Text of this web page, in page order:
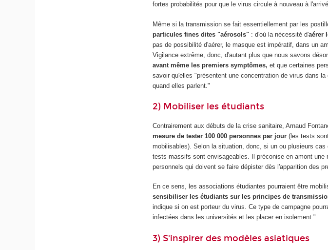
fortes probabilités pour que le virus circule à nouveau à
Même si la transmission se fait essentiellement par les
particules fines dites "aérosols" : d'où la nécessité d'aérer
pas de possibilité d'aérer, le masque est impératif, dans un
Vigilance extrême, donc, d'autant plus que nous savons
avant même les premiers symptômes, et que certaines
savoir qu'elles "présentent une concentration de virus dans
quand elles parlent."
2) Mobiliser les étudiants
Contrairement aux débuts de la crise sanitaire, Arnaud
mesure de tester 100 000 personnes par jour (les tests
mobilisables). Selon la situation, donc, si un ou plusieurs
tests massifs sont envisageables. Il préconise en amont
personnels qui doivent se faire dépister dès l'apparition des
En ce sens, les associations étudiantes pourraient être
sensibiliser les étudiants sur les principes de
indique si on est porteur du virus. Ce type de campagne
infectées dans les universités et les placer en isolement."
3) S'inspirer des modèles asiatiques